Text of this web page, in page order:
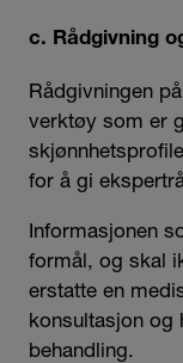
c. Rådgivning
Rådgivningen
verktøy som er
for å gi
Informasjonen
formål, og skal
erstatte en
konsultasjon og
behandling.